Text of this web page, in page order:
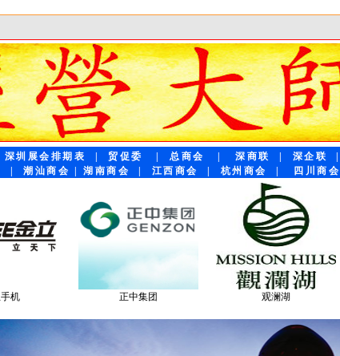
深圳展会排期表 贸促委 总商会 |深商联 深企联
|潮汕商会 |湖南商会 江西商会 杭州商会 四川商会
神舟电脑 招商银行